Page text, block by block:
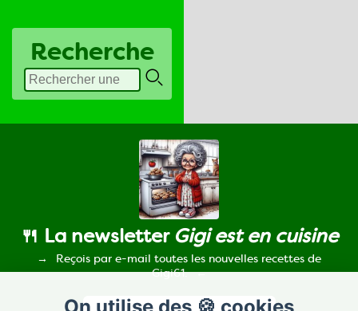
Recherche
🍴 La newsletter Gigi est en cuisine
Reçois par e-mail toutes les nouvelles recettes de
Gigi61.